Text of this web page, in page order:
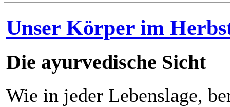
Unser Körper im
Die ayurvedische Sicht
Wie in jeder Lebenslage,